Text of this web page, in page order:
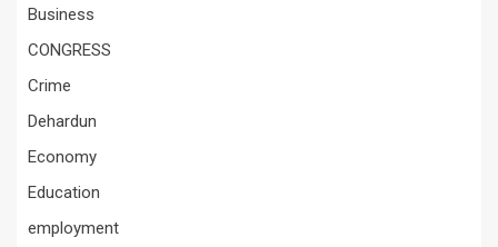
Business
CONGRESS
Crime
Dehardun
Economy
Education
employment